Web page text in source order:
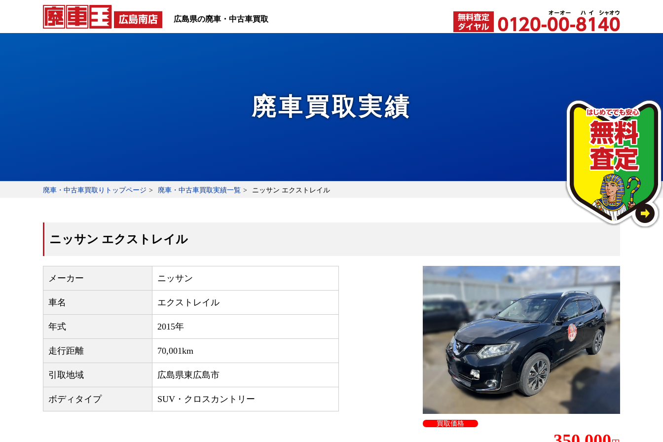
広島県の廃車・中古車買取
廃車買取実績
廃車・中古車買取りトップページ 廃車・中古車買取実績一覧 ニッサン エクストレイル
ニッサン エクストレイル
買取価格
メーカー ニッサン
車名 エクストレイル
年式 2015年
走行距離 70,001km
引取地域 広島県東広島市
ボディタイプ SUV・クロスカントリー